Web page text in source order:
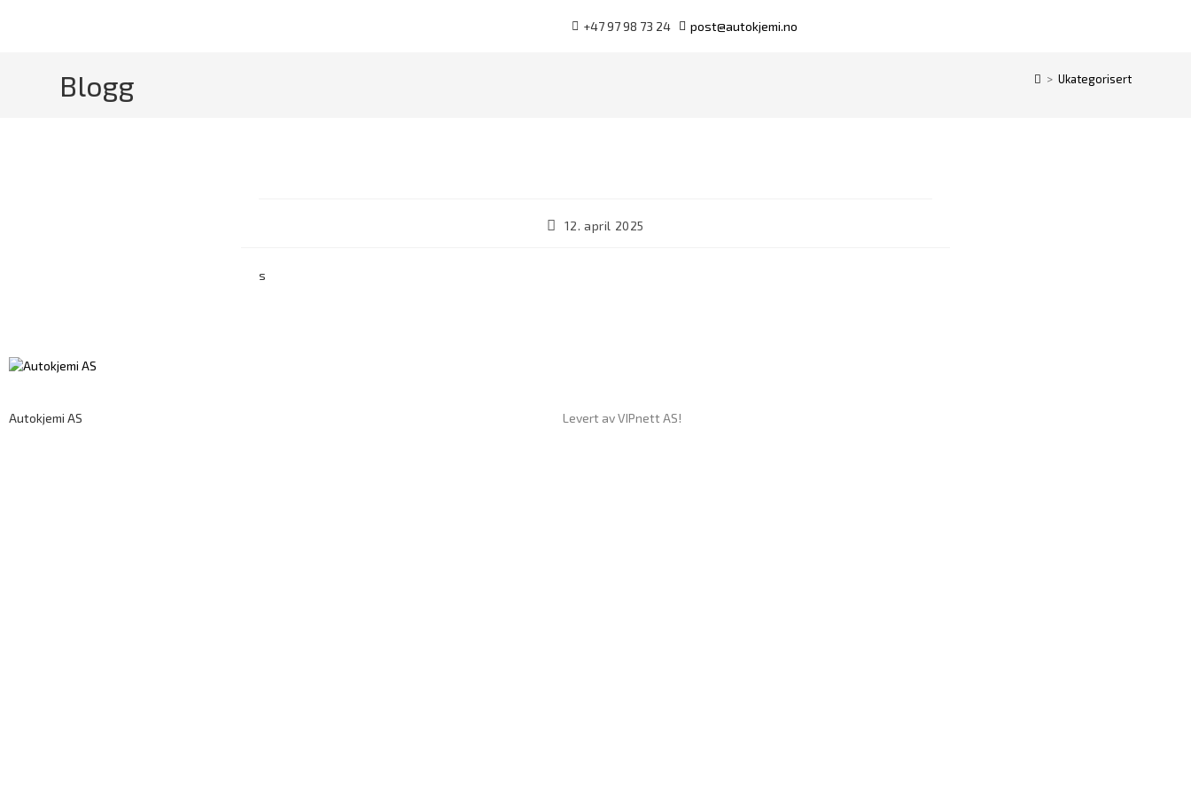
+47 97 98 73 24 post@autokjemi.no
Blogg > Ukategorisert
12. april 2025
s
Autokjemi AS Levert av VIPnett AS!